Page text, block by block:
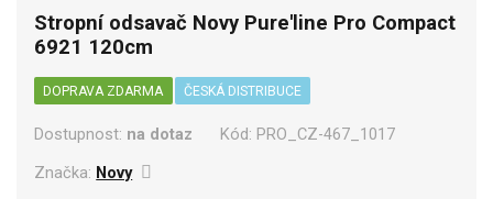
Stropní odsavač Novy Pure'line Pro Compact
6921 120cm
DOPRAVA ZDARMA ČESKÁ DISTRIBUCE
Dostupnost: na dotaz Kód: PRO_CZ-467_1017
Značka: Novy